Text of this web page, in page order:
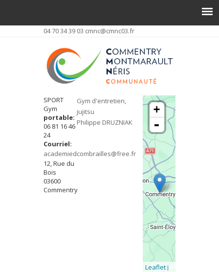
04 70 34 39 03 cmnc@cmnc03.fr
SPORT
Gym
portable:
06 81 16 46
24
Courriel:
academiedcombrailles@free.fr
12, Rue du
Bois
03600
Commentry
Gym d'entretien,
jujitsu
Philippe DRUZNIAK
+
-
Leaflet|